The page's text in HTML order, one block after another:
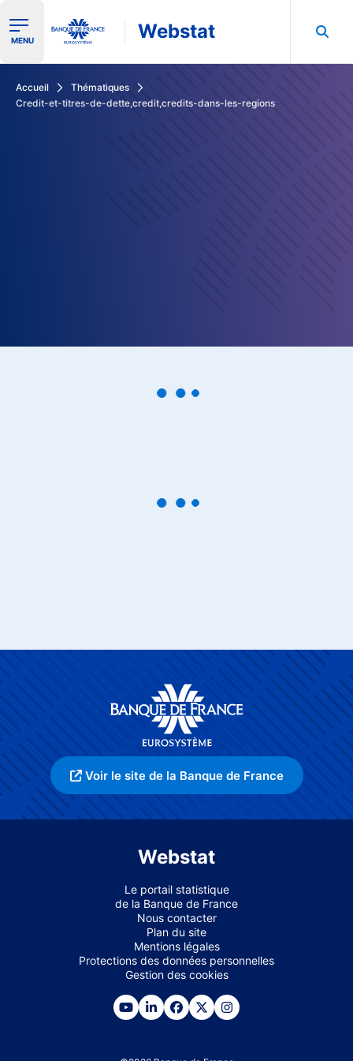
Ouvrir le menu de navigation
MENU Webstat
Accueil
Thématiques
Credit-et-titres-de-dette,credit,credits-dans-les-regions
Voir le site de la Banque de France
Webstat
Le portail statistique
de la Banque de France
Nous contacter
Plan du site
Mentions légales
Protections des données personnelles
Gestion des cookies